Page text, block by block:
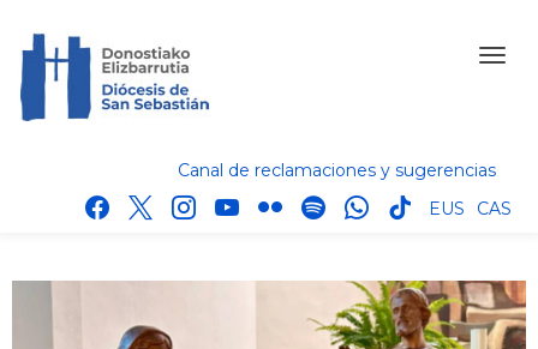
Canal de reclamaciones y sugerencias
facebook
x instagram
youtube
flickr spotifywhatsapp
tik
EUS CAS